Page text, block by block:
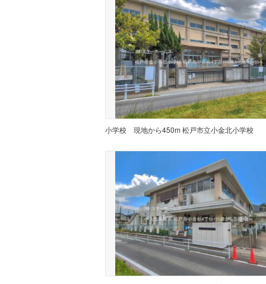
小学校 現地から450m 松戸市立小金北小学校